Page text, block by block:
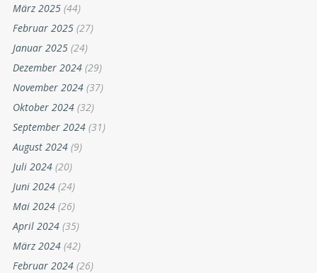
März 2025 (44)
Februar 2025 (27)
Januar 2025 (24)
Dezember 2024 (29)
November 2024 (37)
Oktober 2024 (32)
September 2024 (31)
August 2024 (9)
Juli 2024 (20)
Juni 2024 (24)
Mai 2024 (26)
April 2024 (35)
März 2024 (42)
Februar 2024 (26)